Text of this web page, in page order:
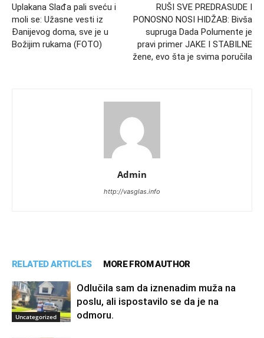
Uplakana Slađa pali sveću i
moli se: Užasne vesti iz
Đanijevog doma, sve je u
Božijim rukama (FOTO)
RUŠI SVE PREDRASUDE I
PONOSNO NOSI HIDŽAB: Bivša
supruga Dada Polumente je
pravi primer JAKE I STABILNE
žene, evo šta je svima poručila
Admin
http://vasglas.info
RELATED ARTICLES MORE FROM AUTHOR
Uncategorized
Odlučila sam da iznenadim muža na
poslu, ali ispostavilo se da je na
odmoru.